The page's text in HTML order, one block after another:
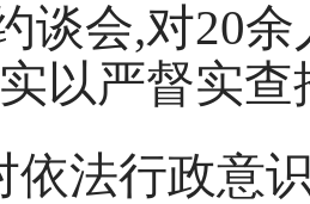
谈会,对20
以严督实
依法行政意